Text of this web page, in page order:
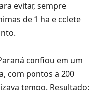
evitar, sempre
de 1 ha e colete
confiou em um
com pontos a 200
tempo. Resultado: